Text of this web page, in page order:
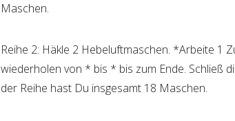
Maschen.
Reihe 2: Häkle 2 Hebeluftmaschen. *Arbeite 1
wiederholen von * bis * bis zum Ende. Schließ
der Reihe hast Du insgesamt 18 Maschen.